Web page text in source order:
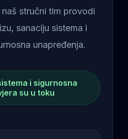
stručni tim provodi
sanaciju sistema i
unapređenja.
i sigurnosna
su u toku